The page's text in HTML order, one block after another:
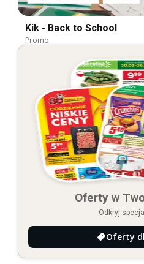
Kik - Back to School
Promo
Oferty w
Odkryj
Oferty